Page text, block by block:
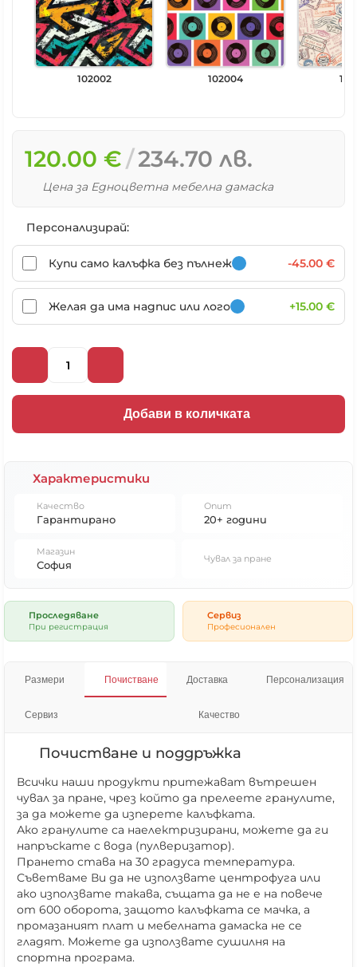
102002 102004
120.00 € 234.70 лв.
Цена за Едноцветна мебелна дамаска
Персонализирай:
Купи само калъфка без пълнеж -45.00 €
Желая да има надпис или лого +15.00 €
Добави в количката
Характеристики
Качество
Гарантирано
Опит
20+ години
Магазин
София Чувал за пране
Проследяване
При регистрация
Сервиз
Професионален
Размери Почистване Доставка Персонализация
Сервиз Качество
Почистване и поддръжка
Всички наши продукти притежават вътрешен
чувал за пране, чрез който да прелеете гранулите,
за да можете да изперете калъфката.
Ако гранулите са наелектризирани, можете да ги
напръскате с вода (пулверизатор).
Прането става на 30 градуса температура.
Съветваме Ви да не използвате центрофуга или
ако използвате такава, същата да не е на повече
от 600 оборота, защото калъфката се мачка, а
промазаният плат и мебелната дамаска не се
гладят. Можете да използвате сушилня на
спортна програма.